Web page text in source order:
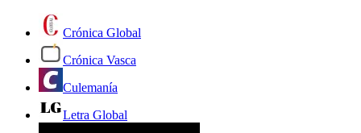
Crónica Global
Crónica Vasca
Culemanía
Letra Global